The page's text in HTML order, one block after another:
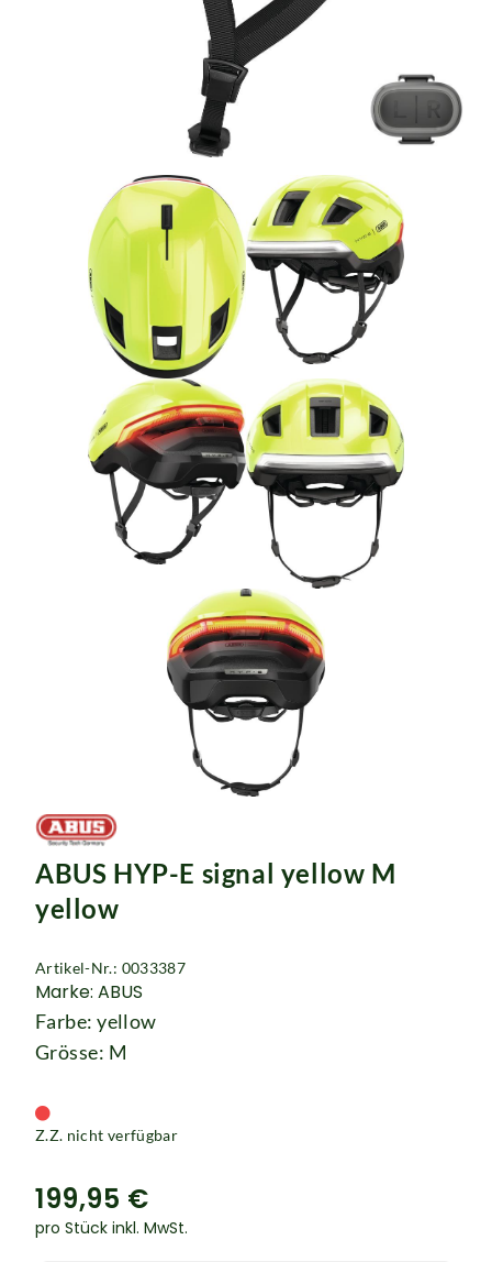
ABUS HYP-E signal yellow M
yellow
Artikel-Nr.: 0033387
Marke: ABUS
Farbe: yellow
Grösse: M
Z.Z. nicht verfügbar
199,95 €
pro Stück inkl. MwSt.